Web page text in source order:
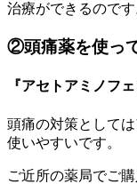
治療ができるのです
②頭痛薬を使っ
『アセトアミノフ
頭痛の対策として
使いやすいです。
ご近所の薬局でご